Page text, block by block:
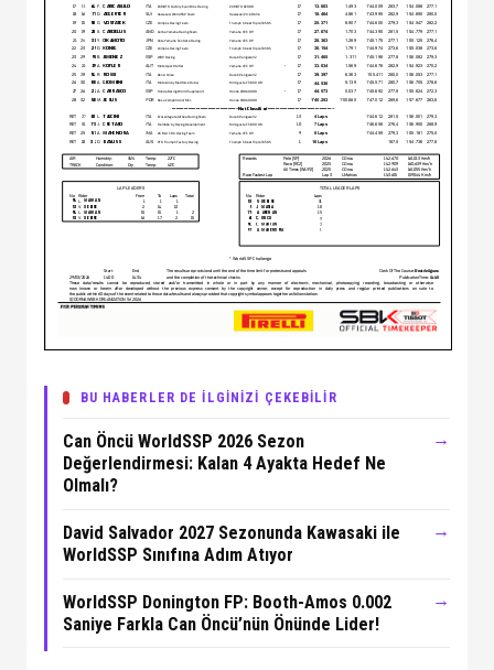
BU HABERLER DE İLGİNİZİ ÇEKEBİLİR
Can Öncü WorldSSP 2026 Sezon
Değerlendirmesi: Kalan 4 Ayakta Hedef Ne
Olmalı?
→
David Salvador 2027 Sezonunda Kawasaki ile
WorldSSP Sınıfına Adım Atıyor
→
WorldSSP Donington FP: Booth-Amos 0.002
Saniye Farkla Can Öncü’nün Önünde Lider!
→